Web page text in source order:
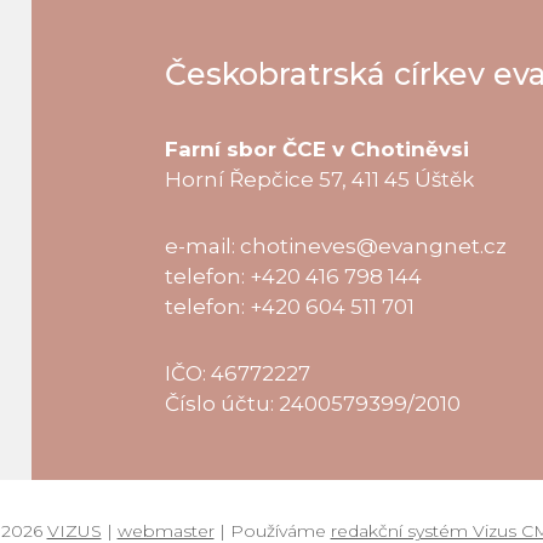
Českobratrská církev
Farní sbor ČCE v Chotiněvsi
Horní Řepčice 57, 411 45 Úštěk
e-mail: chotineves@evangnet.cz
telefon: +420 416 798 144
telefon: +420 604 511 701
IČO: 46772227
Číslo účtu: 2400579399/2010
VIZUS | webmaster| Používáme redakční systém Vizus